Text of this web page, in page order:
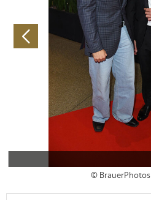
© BrauerPhotos